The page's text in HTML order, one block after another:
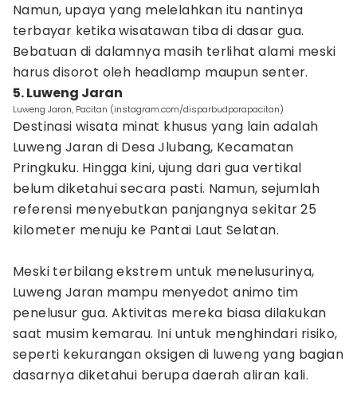
Namun, upaya yang melelahkan itu nantinya
terbayar ketika wisatawan tiba di dasar gua.
Bebatuan di dalamnya masih terlihat alami meski
harus disorot oleh headlamp maupun senter.
5. Luweng Jaran
Luweng Jaran, Pacitan (instagram.com/disparbudporapacitan)
Destinasi wisata minat khusus yang lain adalah
Luweng Jaran di Desa Jlubang, Kecamatan
Pringkuku. Hingga kini, ujung dari gua vertikal
belum diketahui secara pasti. Namun, sejumlah
referensi menyebutkan panjangnya sekitar 25
kilometer menuju ke Pantai Laut Selatan.
Meski terbilang ekstrem untuk menelusurinya,
Luweng Jaran mampu menyedot animo tim
penelusur gua. Aktivitas mereka biasa dilakukan
saat musim kemarau. Ini untuk menghindari risiko,
seperti kekurangan oksigen di luweng yang bagian
dasarnya diketahui berupa daerah aliran kali.